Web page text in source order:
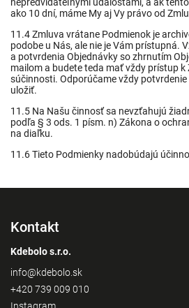
nepredvídateľnými udalosťami, a ak
ako 10 dní, máme My aj Vy právo od
11.4 Zmluva vrátane Podmienok je
podobe u Nás, ale nie je Vám prístupná.
a potvrdenia Objednávky so zhrnutím
mailom a budete teda mať vždy prístup k
súčinnosti. Odporúčame vždy
uložiť.
11.5 Na Našu činnosť sa nevzťahujú
podľa § 3 ods. 1 písm. n) Zákona o
na diaľku.
11.6 Tieto Podmienky nadobúdajú
Kontakt
Kdebolo s.r.o.
info@kdebolo.sk
+420 739 009 010